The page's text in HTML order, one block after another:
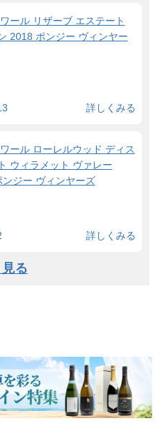
ール リザーブ エステート
2018 ポンジー ヴィンヤー
詳しくみる
ール ローレルウッド ディス
ウィラメット ヴァレー
ンジー ヴィンヤーズ
詳しくみる
る